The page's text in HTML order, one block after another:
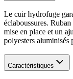
Le cuir hydrofuge
éclaboussures.
mise en place et un
polyesters aluminisés
Caractéristiques